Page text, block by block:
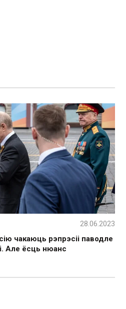
чакаюць рэпрэсіі паводле
Але ёсць нюанс
28.06.2023